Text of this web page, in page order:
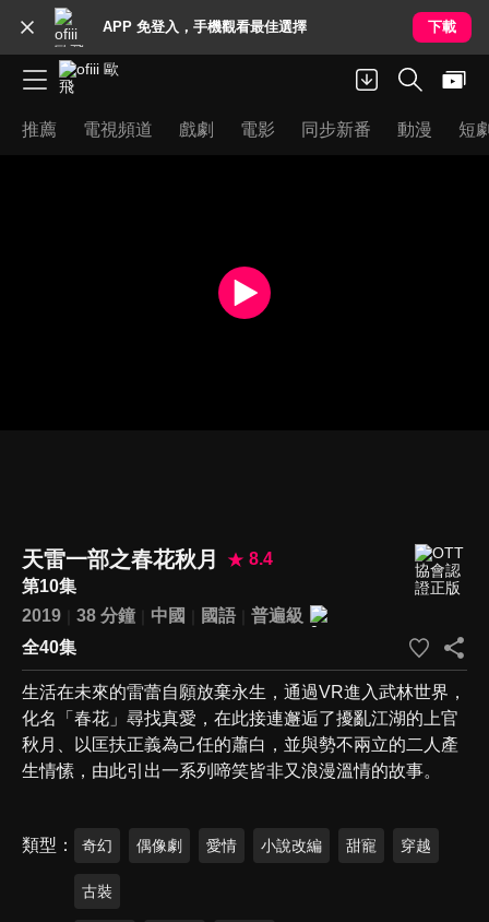
APP 免登入，手機觀看最佳選擇 下載
推薦 電視頻道 戲劇 電影 同步新番 動漫 短
天雷一部之春花秋月
8.4
第10集
2019
38 分鐘 中國 國語
普遍級
全40集
生活在未來的雷蕾自願放棄永生，通過VR進入武林世界，
化名「春花」尋找真愛，在此接連邂逅了擾亂江湖的上官
秋月、以匡扶正義為己任的蕭白，並與勢不兩立的二人產
生情愫，由此引出一系列啼笑皆非又浪漫溫情的故事。
類型 奇幻 偶像劇 愛情 小說改編 甜寵 穿越
古裝